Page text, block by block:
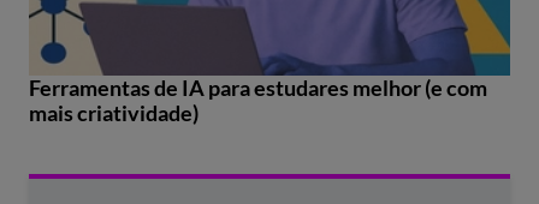
Ferramentas de IA para estudares melhor (e com
mais criatividade)